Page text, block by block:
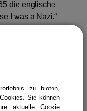
die englische
I was a Nazi.“
wochenlangen
Israel. Aufgrund
der Boykottzu bieten,
Sie können
aktuelle Cookie